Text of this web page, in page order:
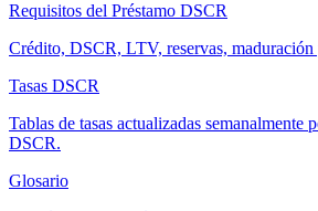
Requisitos del Préstamo DSCR
Crédito, DSCR, LTV, reservas, maduración
Tasas DSCR
Tablas de tasas actualizadas
DSCR.
Glosario